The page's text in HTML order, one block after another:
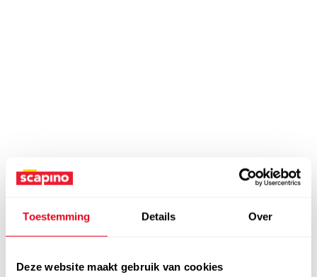
Toestemming Details Over
Deze website maakt gebruik van cookies